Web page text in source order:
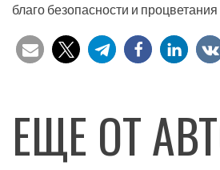
благо безопасности и
ЕЩЕ ОТ